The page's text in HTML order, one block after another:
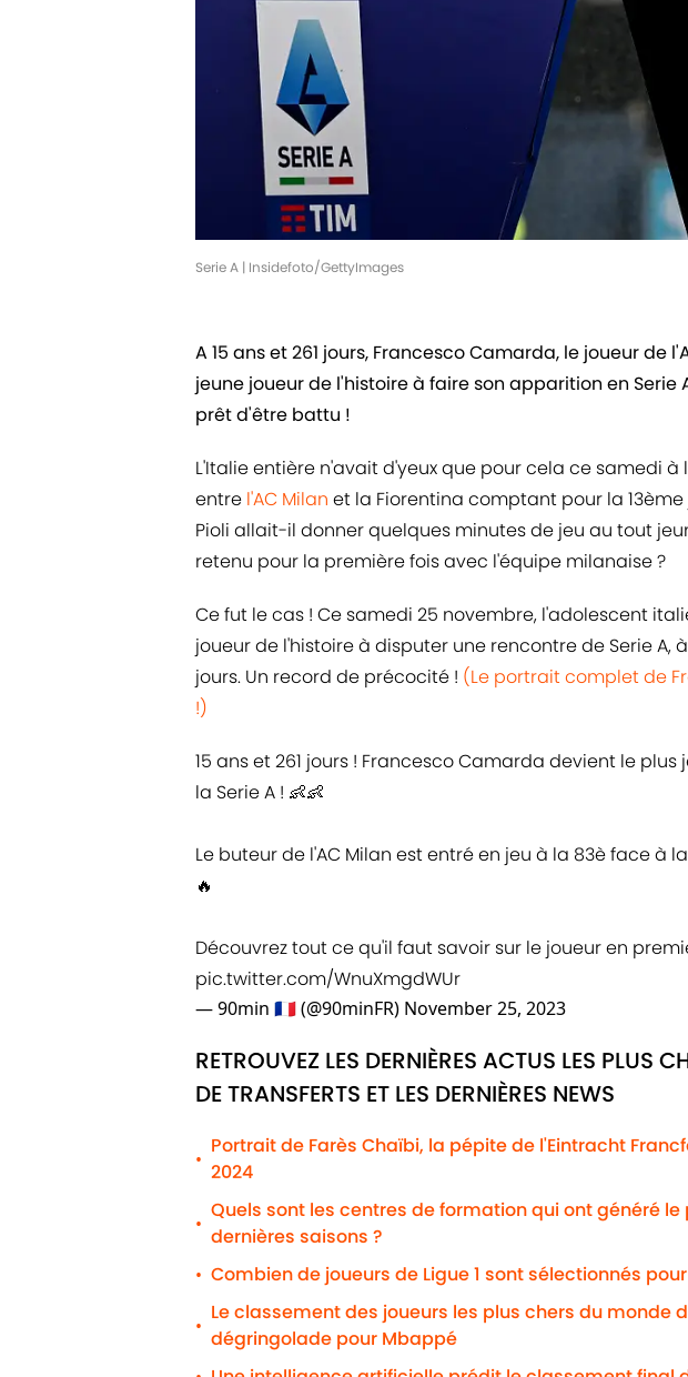
Serie A | Insidefoto/GettyImages
A 15 ans et 261 jours, Francesco Camarda, le joueur de
jeune joueur de l'histoire à faire son apparition en Serie
prêt d'être battu !
L'Italie entière n'avait d'yeux que pour cela ce samedi
entre l'AC Milan et la Fiorentina comptant pour la
Pioli allait-il donner quelques minutes de jeu au tout
retenu pour la première fois avec l'équipe milanaise ?
Ce fut le cas ! Ce samedi 25 novembre, l'adolescent
joueur de l'histoire à disputer une rencontre de Serie A,
jours. Un record de précocité ! (Le portrait complet de
!)
15 ans et 261 jours ! Francesco Camarda devient le
la Serie A ! 👶👶
Le buteur de l'AC Milan est entré en jeu à la 83è face à
🔥
Découvrez tout ce qu'il faut savoir sur le joueur en
pic.twitter.com/WnuXmgdWUr
— 90min 🇫🇷 (@90minFR) November 25, 2023
RETROUVEZ LES DERNIÈRES ACTUS LES PLUS
DE TRANSFERTS ET LES DERNIÈRES NEWS
•
Portrait de Farès Chaïbi, la pépite de l'Eintracht
2024
•
Quels sont les centres de formation qui ont généré
dernières saisons ?
• Combien de joueurs de Ligue 1 sont sélectionnés pour
•
Le classement des joueurs les plus chers du monde
dégringolade pour Mbappé